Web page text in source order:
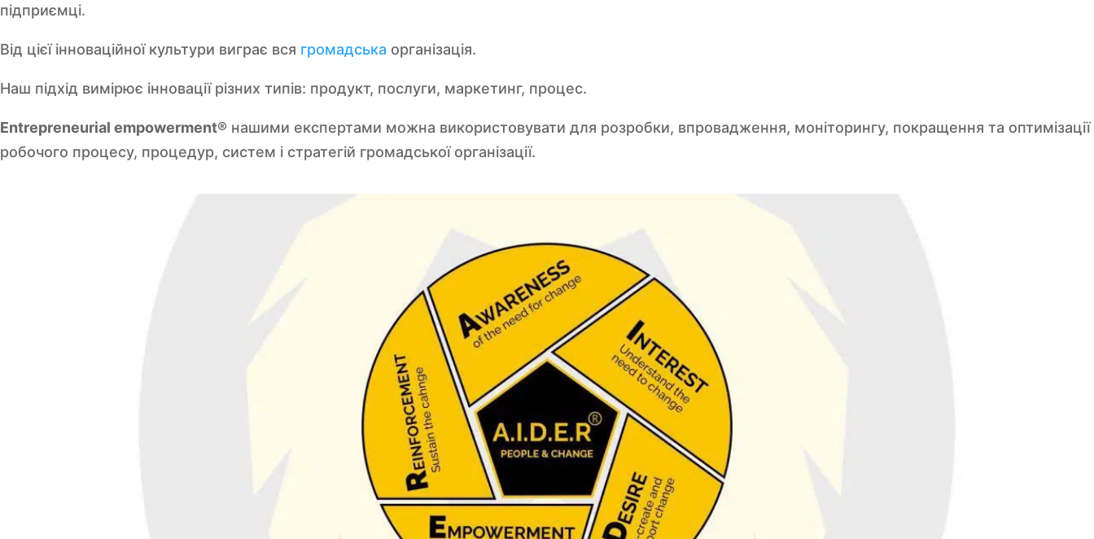
підприємці.
Від цієї інноваційної культури виграє вся громадська організація.
Наш підхід вимірює інновації різних типів: продукт, послуги, маркетинг, процес.
Entrepreneurial empowerment® нашими експертами можна використовувати для розробки, впровадження, моніторингу, покращення та оптимізації
робочого процесу, процедур, систем і стратегій громадської організації.